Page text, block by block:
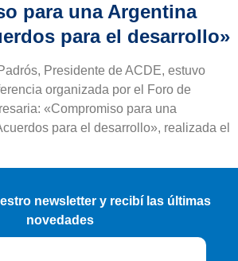
para una Argentina
para el desarrollo»
Presidente de ACDE, estuvo
organizada por el Foro de
«Compromiso para una
para el desarrollo», realizada el
newsletter y recibí las últimas
novedades